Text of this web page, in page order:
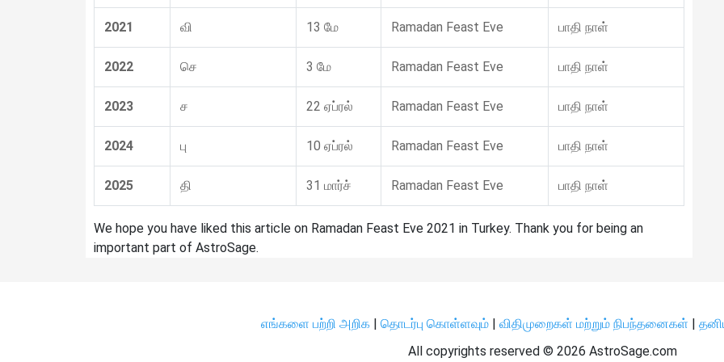
2021 வி 13 மே Ramadan Feast Eve பாதி நாள்
2022 செ 3 மே Ramadan Feast Eve பாதி நாள்
2023 ச 22 ஏப்ரல் Ramadan Feast Eve பாதி நாள்
2024 பு 10 ஏப்ரல் Ramadan Feast Eve பாதி நாள்
2025 தி 31 மார்ச் Ramadan Feast Eve பாதி நாள்
We hope you have liked this article on Ramadan Feast Eve 2021 in Turkey. Thank you for being an
important part of AstroSage.
எங்களை பற்றி அறிக |தொடர்பு கொள்ளவும் |விதிமுறைகள் மற்றும் நிபந்தனைகள் |
All copyrights reserved ©2026 AstroSage.com